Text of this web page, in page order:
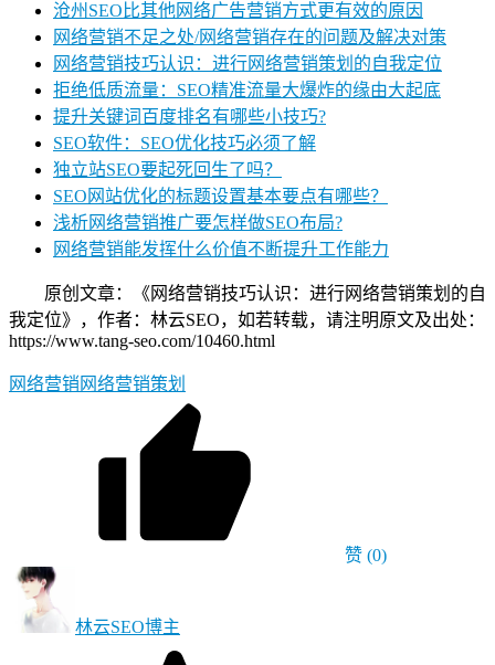
沧州SEO比其他网络广告营销方式更有效的原因
网络营销不足之处/网络营销存在的问题及解决对策
网络营销技巧认识：进行网络营销策划的自我定位
拒绝低质流量：SEO精准流量大爆炸的缘由大起底
提升关键词百度排名有哪些小技巧?
SEO软件：SEO优化技巧必须了解
独立站SEO要起死回生了吗？
SEO网站优化的标题设置基本要点有哪些？
浅析网络营销推广要怎样做SEO布局?
网络营销能发挥什么价值不断提升工作能力
原创文章：《网络营销技巧认识：进行网络营销策划的自
我定位》，作者：林云SEO，如若转载，请注明原文及出处：
https://www.tang-seo.com/10460.html
网络营销 网络营销策划
赞 (0)
林云SEO博主